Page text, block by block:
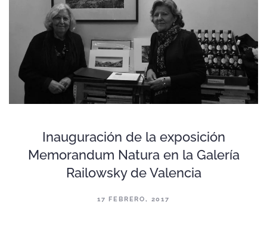
Inauguración de la exposición
Memorandum Natura en la Galería
Railowsky de Valencia
17 FEBRERO, 2017